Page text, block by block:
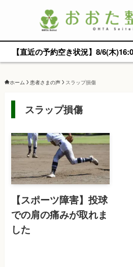
直近の予約空き状況】8/6(木)16:00
ホーム 患者さまの声 スラップ損傷
スラップ損傷
【スポーツ障害】投球
での肩の痛みが取れま
した